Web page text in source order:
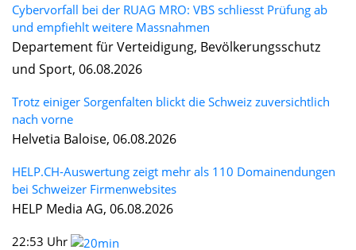
Cybervorfall bei der RUAG MRO: VBS schliesst Prüfung ab
und empfiehlt weitere Massnahmen
Departement für Verteidigung, Bevölkerungsschutz
und Sport, 06.08.2026
Trotz einiger Sorgenfalten blickt die Schweiz zuversichtlich
nach vorne
Helvetia Baloise, 06.08.2026
HELP.CH-Auswertung zeigt mehr als 110 Domainendungen
bei Schweizer Firmenwebsites
HELP Media AG, 06.08.2026
22:53 Uhr